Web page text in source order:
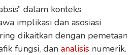
dalam konteks
implikasi dan asosiasi
dikaitkan dengan pemetaan
fungsi, dan analisis numerik.